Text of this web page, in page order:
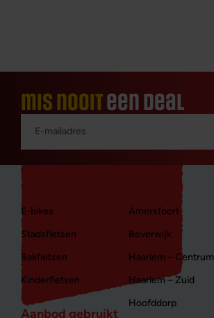
mis nooiteen deal
Aanbod nieuw
E-bikes
Stadsfietsen
Bakfietsen
Kinderfietsen
Aanbod gebruikt
Amersfoort
Beverwijk
Haarlem – Centrum
Haarlem – Zuid
Hoofddorp